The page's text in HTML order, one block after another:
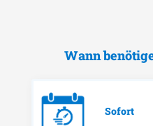
Wann
Sofort